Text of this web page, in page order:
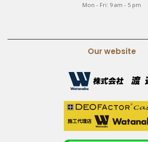
Mon - Fri: 9 am - 5 pm
Our website